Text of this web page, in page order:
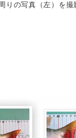
の写真（左）を